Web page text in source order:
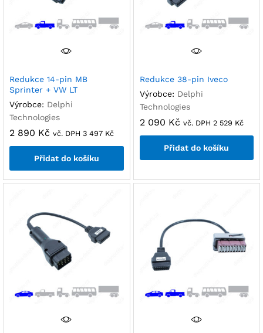
Redukce 14-pin MB
Sprinter + VW LT
Výrobce: Delphi
Technologies
2 890 Kč vč. DPH 3 497 Kč
Přidat do košíku
Redukce 38-pin Iveco
Výrobce: Delphi
Technologies
2 090 Kč vč. DPH 2 529 Kč
Přidat do košíku